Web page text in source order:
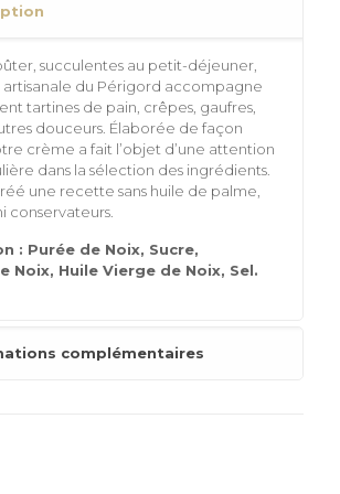
succulentes au petit-déjeuner,
du Périgord accompagne
tartines de pain, crêpes, gaufres,
douceurs. Élaborée de façon
crème a fait l’objet d’une attention
dans la sélection des ingrédients.
une recette sans huile de palme,
conservateurs.
: Purée de Noix, Sucre,
Noix, Huile Vierge de Noix, Sel.
complémentaires